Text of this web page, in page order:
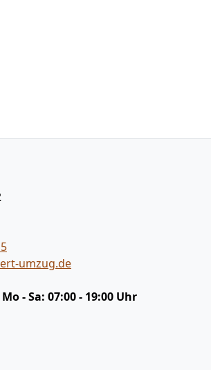
umzug.de
Mo - Sa: 07:00 - 19:00 Uhr